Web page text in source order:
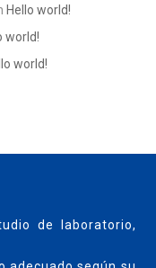
Hello world!
world!
world!
de laboratorio,